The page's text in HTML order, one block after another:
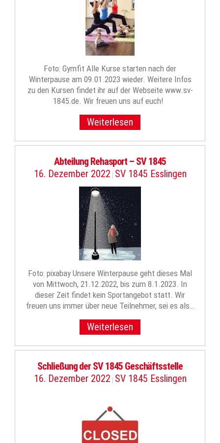
Foto: Gymfit Alle Kurse starten nach der
Winterpause am 09.01.2023 wieder. Weitere Infos
zu den Kursen findet ihr auf der Webseite www.sv-
1845.de. Wir freuen uns auf euch!
Weiterlesen
Abteilung Rehasport – SV 1845
16. Dezember 2022 | SV 1845 Esslingen
Foto: pixabay Unsere Winterpause geht dieses Mal
von Mittwoch, 21.12.2022, bis zum 8.1.2023. In
dieser Zeit findet kein Sportangebot statt. Wir
freuen uns immer über neue Teilnehmer, sei es als…
Weiterlesen
Schließung der SV 1845 Geschäftsstelle
16. Dezember 2022 | SV 1845 Esslingen